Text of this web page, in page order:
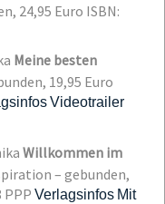
24,95 Euro ISBN:
Meine besten
19,95 Euro
Videotrailer
Willkommen im
– gebunden,
PPP Verlagsinfos Mit